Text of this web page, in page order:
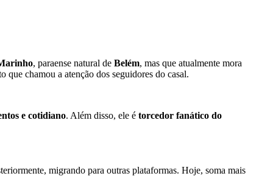
, paraense natural de Belém, mas que atualmente mora
que chamou a atenção dos seguidores do casal.
e cotidiano. Além disso, ele é torcedor fanático do
migrando para outras plataformas. Hoje, soma mais